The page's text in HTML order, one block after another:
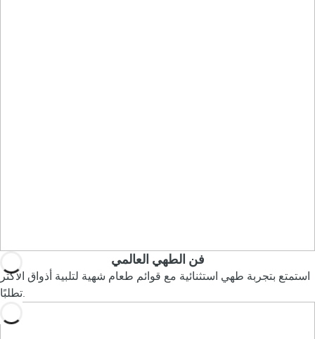
فن الطهي العالمي
استمتع بتجربة طهي استثنائية مع قوائم طعام شهية لتلبية أذواق الأكثر
تطلبًا.